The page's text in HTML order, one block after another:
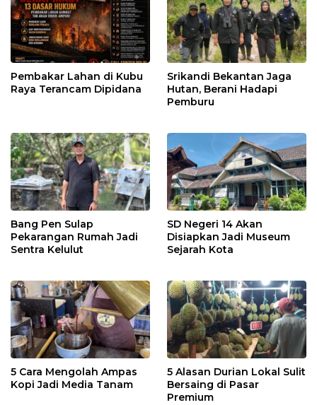
Pembakar Lahan di Kubu
Raya Terancam Dipidana
Srikandi Bekantan Jaga
Hutan, Berani Hadapi
Pemburu
Bang Pen Sulap
Pekarangan Rumah Jadi
Sentra Kelulut
SD Negeri 14 Akan
Disiapkan Jadi Museum
Sejarah Kota
5 Cara Mengolah Ampas
Kopi Jadi Media Tanam
5 Alasan Durian Lokal Sulit
Bersaing di Pasar
Premium